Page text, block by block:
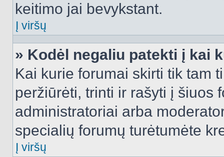
keitimo jai bevykstant.
Į viršų
» Kodėl negaliu patekti į kai
Kai kurie forumai skirti tik tam
peržiūrėti, trinti ir rašyti į šiuos
administratoriai arba
specialių forumų turėtumėte
Į viršų